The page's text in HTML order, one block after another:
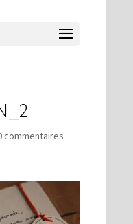
commentaires